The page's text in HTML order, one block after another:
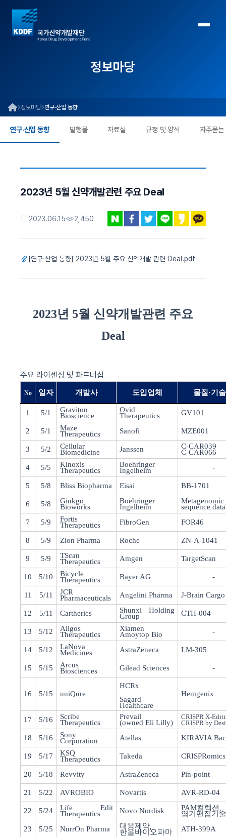
정보마당
정보마당 연구·산업 동향
연구·산업 동향 발행물 자료실 규정 및 양식 자주묻는
2023년 5월 신약개발관련 주요 Deal
2023.06.15 2,450
[연구·산업 동향] 2023년 5월 주요 신약개발 관련 Deal.pdf
2023년 5월 신약개발관련 주요
Deal
주요 라이센싱 및 파트너십
No 일자 개발사 도입업체 물질·기
1 5/1 Graviton
Bioscience
Ovid
Therapeutics GV101
2 5/1 Maze
Therapeutics Sanofi MZE001
3 5/2 Cellular
Biomedicine Janssen C-CAR039
C-CAR066
4
5/5 Kinoxis
Therapeutics
Boehringer
Ingelheim -
5 5/8 Bliss Biopharma Eisai BB-1701
6 5/8 Ginkgo
Bioworks
Boehringer
Ingelheim
Metagenomic
sequence
7
5/9 Fortis
Therapeutics FibroGen FOR46
8 5/9 Zion Pharma Roche ZN-A-1041
9 5/9 TScan
Therapeutics Amgen TargetScan
10 5/10 Bicycle
Therapeutics Bayer AG -
11 5/11 JCR
Pharmaceuticals Angelini Pharma J-Brain Cargo
12 5/11 Cartherics Shunxi Holding
Group CTH-004
13 5/12 Aligos
Therapeutics
Xiamen
Amoytop Bio -
14 5/12 LaNova
Medicines AstraZeneca LM-305
15 5/15 Arcus
Biosciences Gilead Sciences -
16 5/15 uniQure
HCRx
Hemgenix
Sagard
Healthcare
17
5/16 Scribe
Therapeutics
Prevail
(owned Eli Lilly)
CRISPR X-
CRISPR by
18 5/16 Sony
Corporation Atellas KIRAVIA
19 5/17 KSQ
Therapeutics Takeda CRISPRomics
20 5/18 Revvity AstraZeneca Pin-point
21 5/22 AVROBIO Novartis AVR-RD-04
22 5/24 Life Edit
Therapeutics Novo Nordisk PAM컬렉션
염기편집기술
23
5/25 NurrOn Pharma 대웅제약,
한올바이오파마 ATH-399A